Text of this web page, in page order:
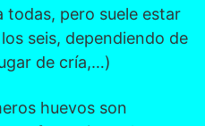
todas, pero suele estar
seis, dependiendo de
de cría,…)
huevos son